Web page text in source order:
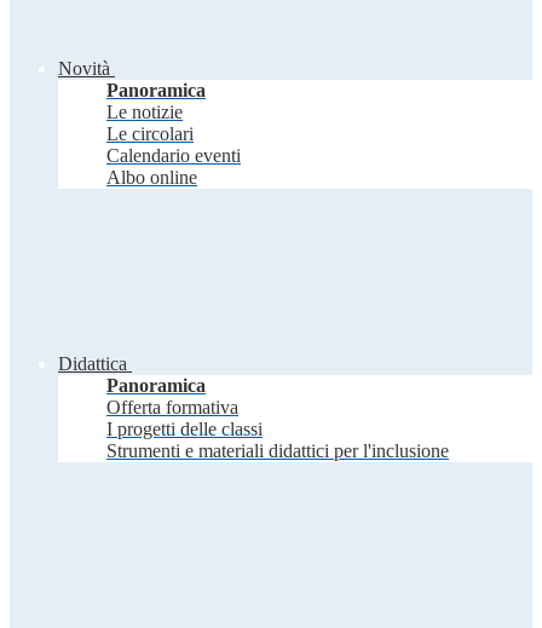
Novità
Panoramica
Le notizie
Le circolari
Calendario eventi
Albo online
Didattica
Panoramica
Offerta formativa
I progetti delle classi
Strumenti e materiali didattici per l'inclusione